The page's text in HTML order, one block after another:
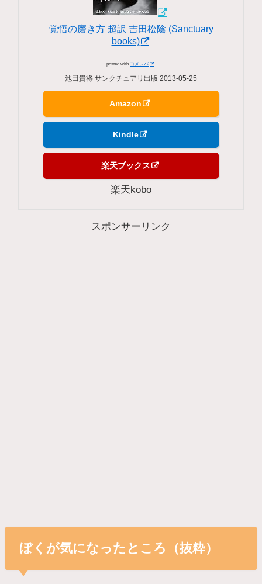
覚悟の磨き方 超訳 吉田松陰 (Sanctuary
books)
posted with ヨメレバ
池田貴将 サンクチュアリ出版 2013-05-25
Amazon
Kindle
楽天ブックス
楽天kobo
スポンサーリンク
ぼくが気になったところ（抜粋）